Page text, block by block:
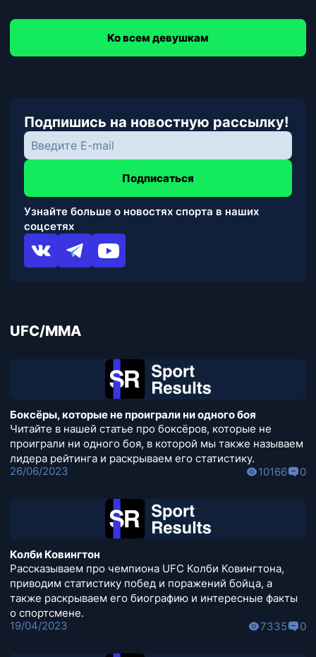
Ко всем девушкам
Подпишись на новостную рассылку!
Подписаться
Узнайте больше о новостях спорта в наших
соцсетях
UFC/MMA
Боксёры, которые не проиграли ни одного боя
Читайте в нашей статье про боксёров, которые не
проиграли ни одного боя, в которой мы также называем
лидера рейтинга и раскрываем его статистику.
26/06/2023
10166 0
Колби Ковингтон
Рассказываем про чемпиона UFC Колби Ковингтона,
приводим статистику побед и поражений бойца, а
также раскрываем его биографию и интересные факты
о спортсмене.
19/04/2023
7335 0